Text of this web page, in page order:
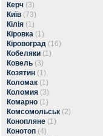
Керч (3)
Київ (73)
Кілія (1)
Кіровка (1)
Кіровоград (16)
Кобеляки (1)
Ковель (3)
Козятин (1)
Коломак (1)
Коломия (3)
Комарно (1)
Комсомольськ (2)
Конопляне (1)
Конотоп (4)